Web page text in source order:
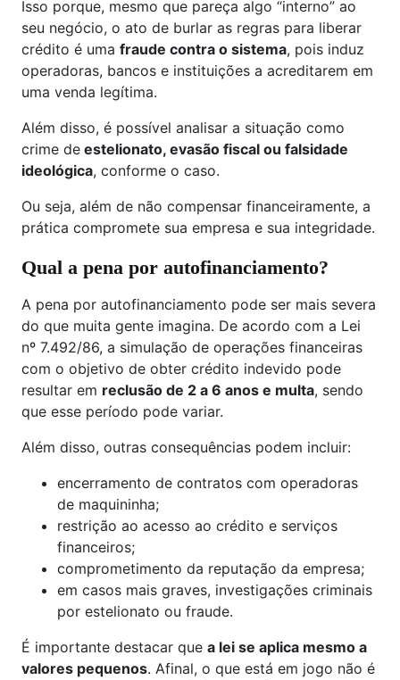
Isso porque, mesmo que pareça algo “interno” ao
seu negócio, o ato de burlar as regras para liberar
crédito é uma fraude contra o sistema, pois induz
operadoras, bancos e instituições a acreditarem em
uma venda legítima.
Além disso, é possível analisar a situação como
crime de estelionato, evasão fiscal ou falsidade
ideológica, conforme o caso.
Ou seja, além de não compensar financeiramente, a
prática compromete sua empresa e sua integridade.
Qual a pena por autofinanciamento?
A pena por autofinanciamento pode ser mais severa
do que muita gente imagina. De acordo com a Lei
nº 7.492/86, a simulação de operações financeiras
com o objetivo de obter crédito indevido pode
resultar em reclusão de 2 a 6 anos e multa, sendo
que esse período pode variar.
Além disso, outras consequências podem incluir:
encerramento de contratos com operadoras
de maquininha;
restrição ao acesso ao crédito e serviços
financeiros;
comprometimento da reputação da empresa;
em casos mais graves, investigações criminais
por estelionato ou fraude.
É importante destacar que a lei se aplica mesmo a
valores pequenos. Afinal, o que está em jogo não é